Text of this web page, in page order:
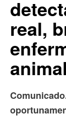
real,